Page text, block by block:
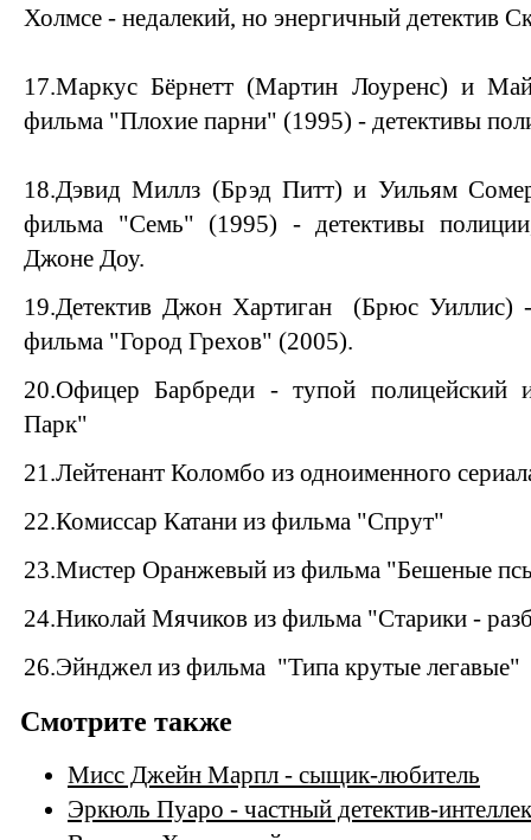
Холмсе - недалекий, но энергичный детектив
17.Маркус Бёрнетт (Мартин Лоуренс) и
фильма "Плохие парни" (1995) - детективы
18.Дэвид Миллз (Брэд Питт) и Уильям
фильма "Семь" (1995) - детективы
Джоне Доу.
19.Детектив Джон Хартиган
(Брюс Уиллис)
фильма "Город Грехов" (2005).
20.Офицер Барбреди - тупой полицейский
Парк"
21.Лейтенант Коломбо из одноименного
22.Комиссар Катани из фильма "Спрут"
23.Мистер Оранжевый из фильма "Бешеные
24.Николай Мячиков из фильма "Старики -
26.Эйнджел из фильма "Типа крутые легавые"
Смотрите также
Мисс Джейн Марпл - сыщик-любитель
Эркюль Пуаро - частный детектив-